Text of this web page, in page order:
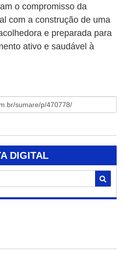
o compromisso da
com a construção de uma
e preparada para
ativo e saudável à
DIGITAL